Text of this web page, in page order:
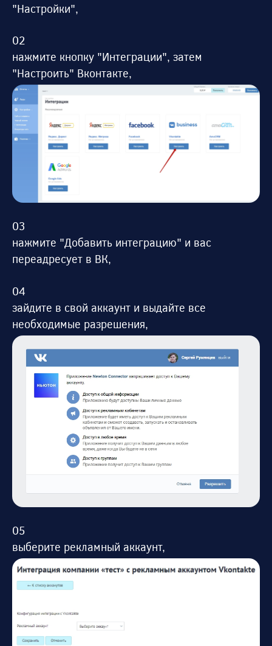
"Настройки",
нажмите кнопку "Интеграции", затем
"Настроить" Вконтакте,
нажмите "Добавить интеграцию" и вас
переадресует в ВК,
зайдите в свой аккаунт и выдайте все
необходимые разрешения,
выберите рекламный аккаунт,